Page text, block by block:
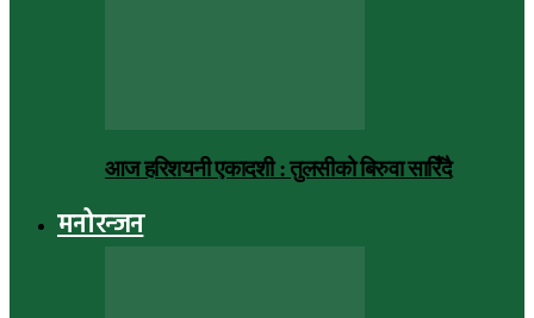
आज हरिशयनी एकादशी : तुलसीको बिरुवा सारिँदै
मनोरन्जन